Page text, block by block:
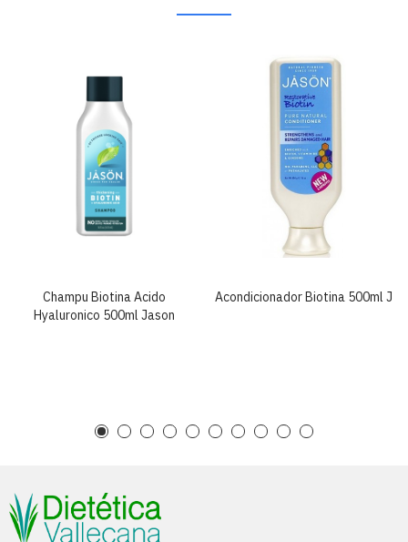
Champu Biotina Acido
Hyaluronico 500ml Jason
Acondicionador Biotina 500ml J